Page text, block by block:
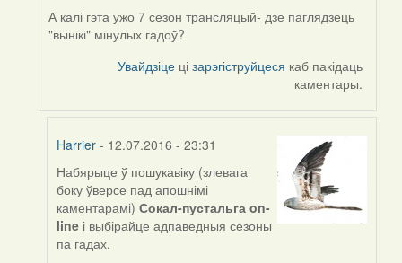
by
Harrier
А калі гэта ужо 7 сезон трансляцый- дзе паглядзець
"вынікі" мінулых гадоў?
Увайдзіце цізарэгіструйцеся каб пакідаць
каментары.
Harrier - 12.07.2016 - 23:31
In
reply
to
by
Мікалай
Набярыце ў пошукавіку (злевага
боку ўверсе пад апошнімі
каментарамі)Сокал-пустальга on-
line і выбірайце адпаведныя сезоны
па гадах.